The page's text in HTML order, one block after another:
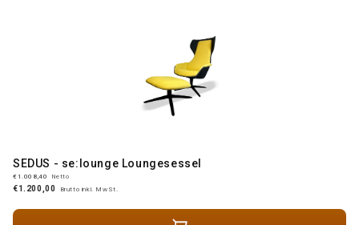
SEDUS - se:lounge Loungesessel
€1.008,40 Netto
€1.200,00 Brutto inkl. MwSt.